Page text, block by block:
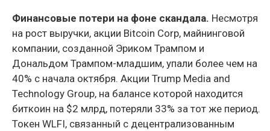
Финансовые потери на фоне скандала. Несмотря
на рост выручки, акции Bitcoin Corp, майнинговой
компании, созданной Эриком Трампом и
Дональдом Трампом-младшим, упали более чем на
40% с начала октября. Акции Trump Media and
Technology Group, на балансе которой находится
биткоин на $2 млрд, потеряли 33% за тот же период.
Токен WLFI, связанный с децентрализованным